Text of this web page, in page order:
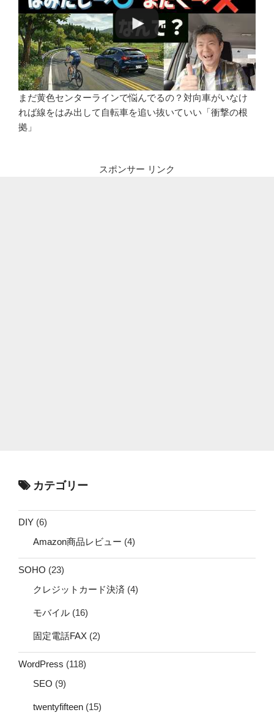
まだ黄色センターラインで悩んでるの？対向車がいなけ
れば線をはみ出して自転車を追い抜いていい「衝撃の根
拠」
スポンサー リンク
カテゴリー
DIY (6)
Amazon商品レビュー (4)
SOHO (23)
クレジットカード決済 (4)
モバイル (16)
固定電話FAX (2)
WordPress (118)
SEO (9)
twentyfifteen (15)